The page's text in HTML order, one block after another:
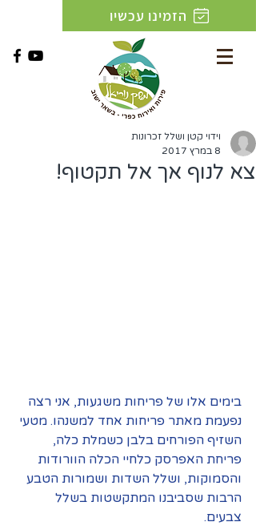
הזמינו עכשיו
צא לנוף אך אל תקטוף!
וידוי קטן ושלל זכרונות
8 במרץ 2017
בימים אלו של פריחות משגעות, אני רצה
נפעמת מאתר פריחות אחד למשנהו. מטעי
השזיף הפורחים בלבן כשמלת כלה,
פריחת האפרסק כלחיי הכלה הוורודות
והסמוקות, ושלל השדות ושמורות הטבע
הרבות שסביבנו המתקשטות בשלל
צבעים.